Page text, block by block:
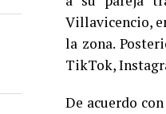
Villavicencio,
la zona.
TikTok,
De acuerdo